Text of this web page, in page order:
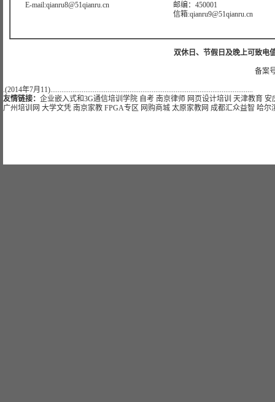
E-mail:qianru8@51qianru.cn
邮编：450001
信箱:qianru9@51qianru.cn
双休日、节假日及晚上可致电
备案
.(2014年7月11)..............................................................................................................
友情链接： 企业嵌入式和3G通信培训学院 自考 南京律师 网页设计培训 天津教育 安
广州培训网 大学文凭 南京家教 FPGA专区 网购商城 太原家教网 成都汇众益智 哈尔